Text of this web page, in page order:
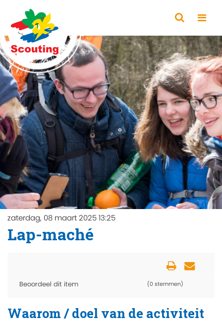
zaterdag, 08 maart 2025 13:25
Lap-maché
Beoordeel dit item (0 stemmen)
Waarom / doel van de activiteit